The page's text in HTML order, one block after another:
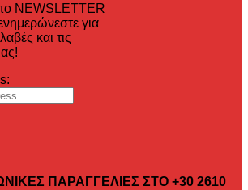
NEWSLETTER
για
και τις
ΠΑΡΑΓΓΕΛΙΕΣ ΣΤΟ +30 2610